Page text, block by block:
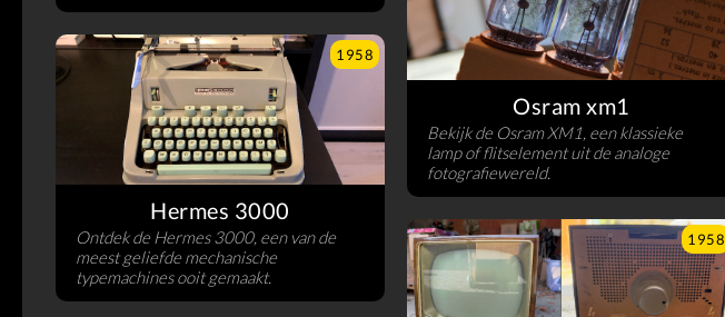
Osram xm1
Bekijk de Osram XM1, een klassieke
lamp of flitselement uit de analoge
fotografiewereld.
1958
Hermes 3000
Ontdek de Hermes 3000, een van de
meest geliefde mechanische
typemachines ooit gemaakt.
1958